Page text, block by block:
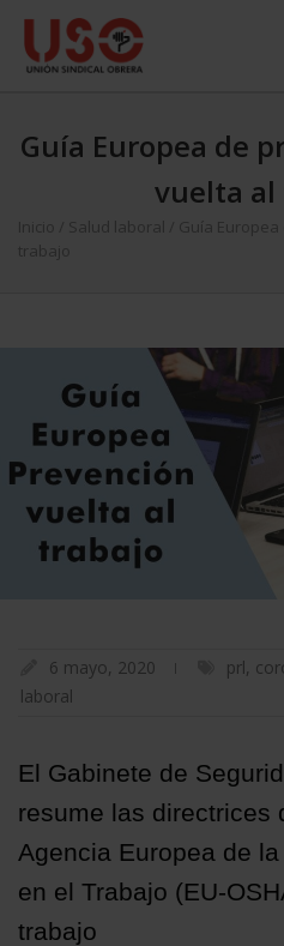
Guía Europea de
vuelta
Inicio Salud laboral
Guía Europea
trabajo
6 mayo, 2020 prl,
laboral
El Gabinete de
resume las directrices
Agencia Europea de
en el Trabajo (EU-
trabajo